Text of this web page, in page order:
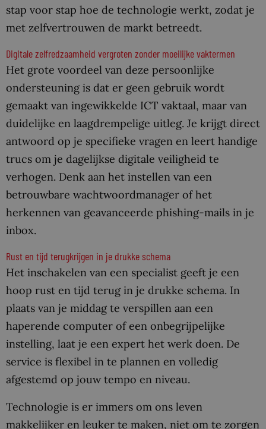
stap voor stap hoe de technologie werkt, zodat je
met zelfvertrouwen de markt betreedt.
Digitale zelfredzaamheid vergroten zonder moeilijke vaktermen
Het grote voordeel van deze persoonlijke
ondersteuning is dat er geen gebruik wordt
gemaakt van ingewikkelde ICT vaktaal, maar van
duidelijke en laagdrempelige uitleg. Je krijgt direct
antwoord op je specifieke vragen en leert handige
trucs om je dagelijkse digitale veiligheid te
verhogen. Denk aan het instellen van een
betrouwbare wachtwoordmanager of het
herkennen van geavanceerde phishing-mails in je
inbox.
Rust en tijd terugkrijgen in je drukke schema
Het inschakelen van een specialist geeft je een
hoop rust en tijd terug in je drukke schema. In
plaats van je middag te verspillen aan een
haperende computer of een onbegrijpelijke
instelling, laat je een expert het werk doen. De
service is flexibel in te plannen en volledig
afgestemd op jouw tempo en niveau.
Technologie is er immers om ons leven
makkelijker en leuker te maken, niet om te zorgen